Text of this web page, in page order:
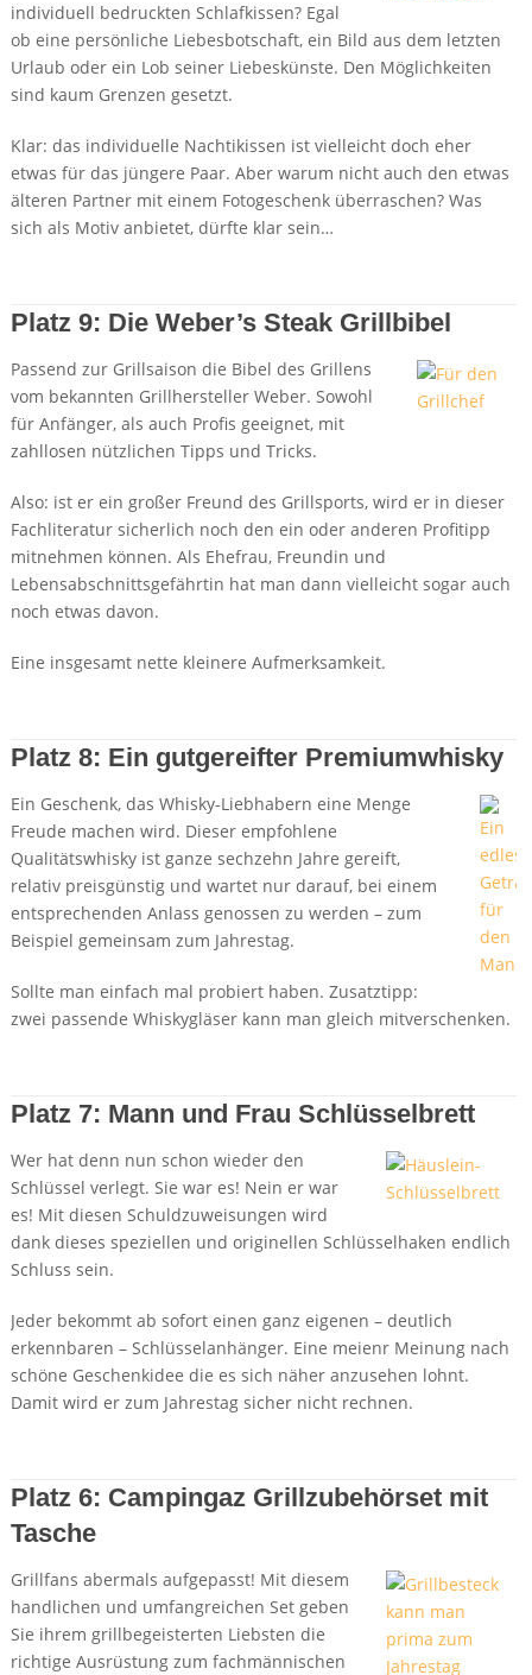
individuell bedruckten Schlafkissen? Egal
ob eine persönliche Liebesbotschaft, ein Bild aus dem letzten
Urlaub oder ein Lob seiner Liebeskünste. Den Möglichkeiten
sind kaum Grenzen gesetzt.
Klar: das individuelle Nachtikissen ist vielleicht doch eher
etwas für das jüngere Paar. Aber warum nicht auch den etwas
älteren Partner mit einem Fotogeschenk überraschen? Was
sich als Motiv anbietet, dürfte klar sein…
Platz 9: Die Weber’s Steak Grillbibel
Passend zur Grillsaison die Bibel des Grillens
vom bekannten Grillhersteller Weber. Sowohl
für Anfänger, als auch Profis geeignet, mit
zahllosen nützlichen Tipps und Tricks.
Also: ist er ein großer Freund des Grillsports, wird er in dieser
Fachliteratur sicherlich noch den ein oder anderen Profitipp
mitnehmen können. Als Ehefrau, Freundin und
Lebensabschnittsgefährtin hat man dann vielleicht sogar auch
noch etwas davon.
Eine insgesamt nette kleinere Aufmerksamkeit.
Platz 8: Ein gutgereifter Premiumwhisky
Ein Geschenk, das Whisky-Liebhabern eine Menge
Freude machen wird. Dieser empfohlene
Qualitätswhisky ist ganze sechzehn Jahre gereift,
relativ preisgünstig und wartet nur darauf, bei einem
entsprechenden Anlass genossen zu werden – zum
Beispiel gemeinsam zum Jahrestag.
Sollte man einfach mal probiert haben. Zusatztipp:
zwei passende Whiskygläser kann man gleich mitverschenken.
Platz 7: Mann und Frau Schlüsselbrett
Wer hat denn nun schon wieder den
Schlüssel verlegt. Sie war es! Nein er war
es! Mit diesen Schuldzuweisungen wird
dank dieses speziellen und originellen Schlüsselhaken endlich
Schluss sein.
Jeder bekommt ab sofort einen ganz eigenen – deutlich
erkennbaren – Schlüsselanhänger. Eine meienr Meinung nach
schöne Geschenkidee die es sich näher anzusehen lohnt.
Damit wird er zum Jahrestag sicher nicht rechnen.
Platz 6: Campingaz Grillzubehörset mit
Tasche
Grillfans abermals aufgepasst! Mit diesem
handlichen und umfangreichen Set geben
Sie ihrem grillbegeisterten Liebsten die
richtige Ausrüstung zum fachmännischen